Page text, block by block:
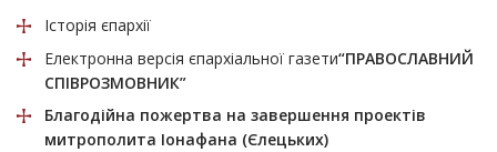
Історія єпархії
Електронна версія єпархіальної газети“ПРАВОСЛАВНИЙ
СПІВРОЗМОВНИК”
Благодійна пожертва на завершення проектів
митрополита Іонафана (Єлецьких)